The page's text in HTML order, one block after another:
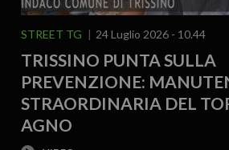
STREET TG 24 Luglio 2026 - 10.44
TRISSINO PUNTA SULLA
PREVENZIONE:
STRAORDINARIA DEL
AGNO